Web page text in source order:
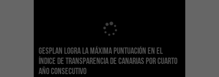
Gesplan logra la máxima puntuación en el
Índice de Transparencia de Canarias por cuarto
año consecutivo
El Gobierno canario concede ayudas del
POSEICAN-Pesca al sector por valor de 7,09 M€
tras aumentar las cuantías
Transición Ecológica coordina con Ashotel su
adhesión a la Red de Refugios Climáticos de
Canarias
Visocan incorpora 170 pisos a su parque de
vivienda protegida en régimen de alquiler
asequible de Tenerife
Sanidad refuerza la capacidad diagnóstica de
los centros de salud con el impulso de la
ecografía clínica
El Gobierno de Canarias convoca el Concurso de
Sal Marina Agrocanarias 2026